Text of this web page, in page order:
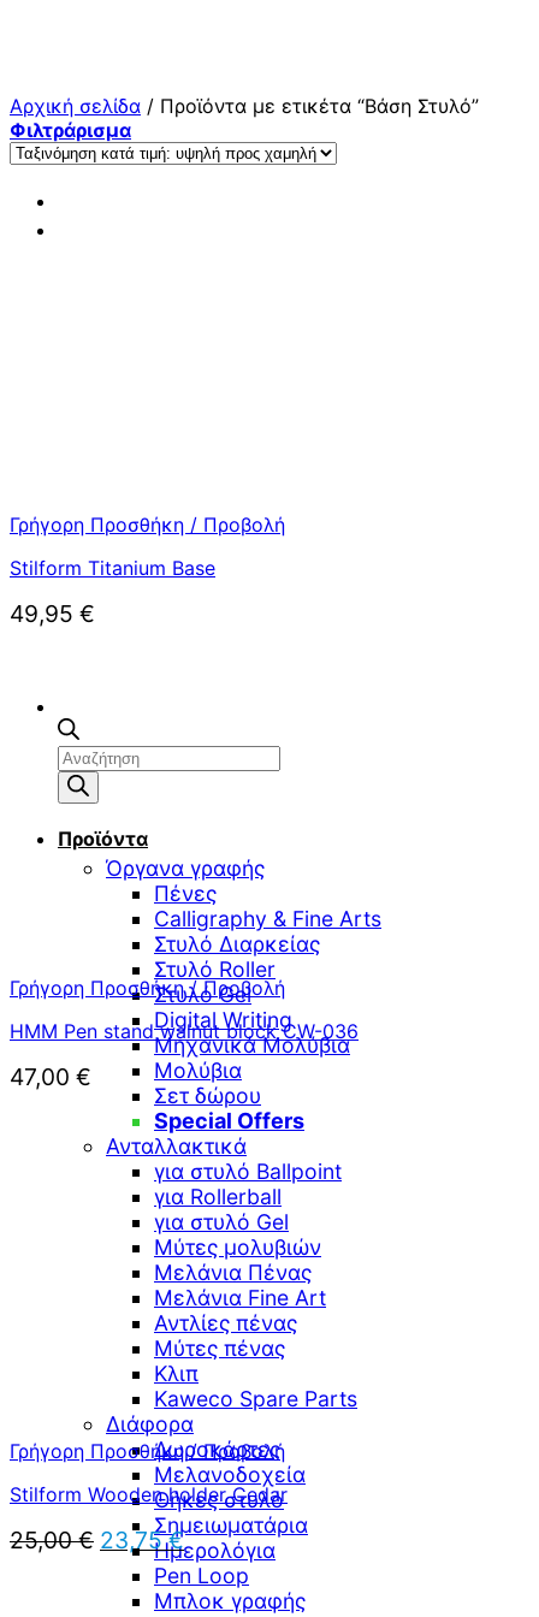
Αναζήτηση
προϊόντων
Προϊόντα
Όργανα γραφής
Πένες
Calligraphy & Fine Arts
Στυλό Διαρκείας
Στυλό Roller
Στυλό Gel
Digital Writing
Μηχανικά Μολύβια
Μολύβια
Σετ δώρου
Special Offers
Ανταλλακτικά
για στυλό Ballpoint
για Rollerball
για στυλό Gel
Μύτες μολυβιών
Μελάνια Πένας
Μελάνια Fine Art
Αντλίες πένας
Μύτες πένας
Κλιπ
Kaweco Spare Parts
Διάφορα
Δωροκάρτες
Μελανοδοχεία
Θήκες στυλό
Σημειωματάρια
Ημερολόγια
Pen Loop
Μπλοκ γραφής
Αρχική σελίδα / Προϊόντα με ετικέτα “Βάση Στυλό”
Φιλτράρισμα
Γρήγορη Προσθήκη / Προβολή
Stilform Titanium Base
49,95 €
Γρήγορη Προσθήκη / Προβολή
HMM Pen stand walnut block CW-036
47,00 €
Γρήγορη Προσθήκη / Προβολή
Stilform Wooden holder Cedar
25,00€ Original
price
was:
25,00 €.
23,75€Η
τρέχουσα
τιμή
είναι: